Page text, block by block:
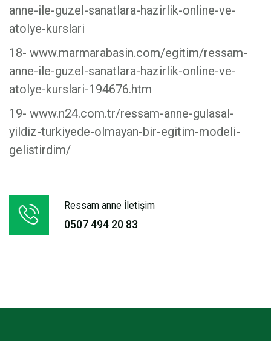
anne-ile-guzel-sanatlara-hazirlik-online-ve-
atolye-kurslari
18- www.marmarabasin.com/egitim/ressam-
anne-ile-guzel-sanatlara-hazirlik-online-ve-
atolye-kurslari-194676.htm
19- www.n24.com.tr/ressam-anne-gulasal-
yildiz-turkiyede-olmayan-bir-egitim-modeli-
gelistirdim/
Ressam anne İletişim
0507 494 20 83